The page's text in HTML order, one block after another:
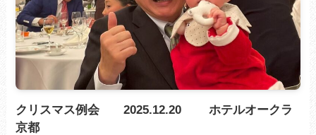
クリスマス例会 2025.12.20 ホテルオークラ
京都